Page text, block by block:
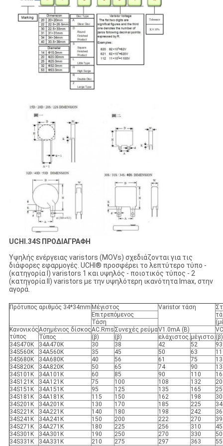
UCHI.34S ΠΡΟΔΙΑΓΡΑΦΗ
Υψηλής ενέργειας varistors (MOVs) σχεδιάζονται για τις
διάφορες εφαρμογές. UCHI® προσφέρει το λεπτύτερο τύπο -
(κατηγορία Ι) varistors 1 και υψηλός - ποιοτικός τύπος - 2
(κατηγορία ΙΙ) varistors με την υψηλότερη ικανότητα Imax, στην
αγορά.
Πρότυπος αριθμός 34*34mm Μέγιστος Varistor τάση
Επιτρεπόμενος
Τάση
Κανονικός
τύπος
Ασημένιος δίσκοςAC.Rms Συνεχές ρεύμαV1.0mA (Β)
VC
Τύπος
(β) (β) ελάχιστος. μέγιστο. (β)
34S470K
34A470K 30 38 42 52
93
34S560K
34A560K 35 45 50 63
34S680K
34A680K 40 56 61 75
34S820K
34A820K 50 65 74 90
34S101K
34A101K 60 85 90 110
34S121K
34A121K 75 100 108 132
34S151K
34A151K 95 125 135 165
34S181K
34A181K 115 150 162 198
34S201K
34A201K 130 170 185 225
34S221K
34A221K 140 180 198 242
34S241K
34A241K 150 200 222 270
34S271K
34A271K 180 225 256 310
34S301K
34A301K 190 250 270 330
34S331K
34A331K 210 275 297 363